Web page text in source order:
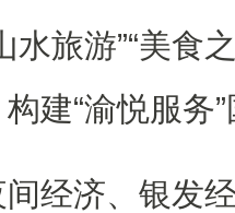
水旅游”“美食
建“渝悦服务
济、银发经